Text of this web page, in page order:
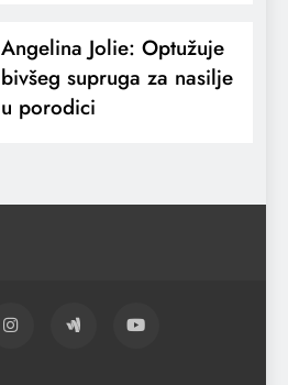
Angelina Jolie: Optužuje
bivšeg supruga za nasilje
u porodici